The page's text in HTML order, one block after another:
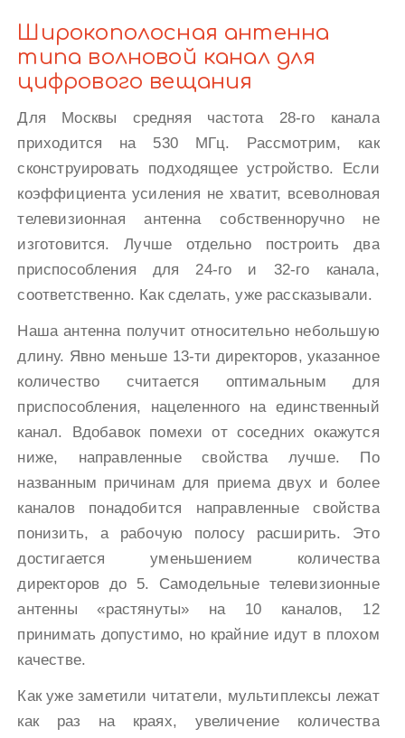
Широкополосная антенна
типа волновой канал для
цифрового вещания
Для Москвы средняя частота 28-го канала
приходится на 530 МГц. Рассмотрим, как
сконструировать подходящее устройство. Если
коэффициента усиления не хватит, всеволновая
телевизионная антенна собственноручно не
изготовится. Лучше отдельно построить два
приспособления для 24-го и 32-го канала,
соответственно. Как сделать, уже рассказывали.
Наша антенна получит относительно небольшую
длину. Явно меньше 13-ти директоров, указанное
количество считается оптимальным для
приспособления, нацеленного на единственный
канал. Вдобавок помехи от соседних окажутся
ниже, направленные свойства лучше. По
названным причинам для приема двух и более
каналов понадобится направленные свойства
понизить, а рабочую полосу расширить. Это
достигается уменьшением количества
директоров до 5. Самодельные телевизионные
антенны «растянуты» на 10 каналов, 12
принимать допустимо, но крайние идут в плохом
качестве.
Как уже заметили читатели, мультиплексы лежат
как раз на краях, увеличение количества